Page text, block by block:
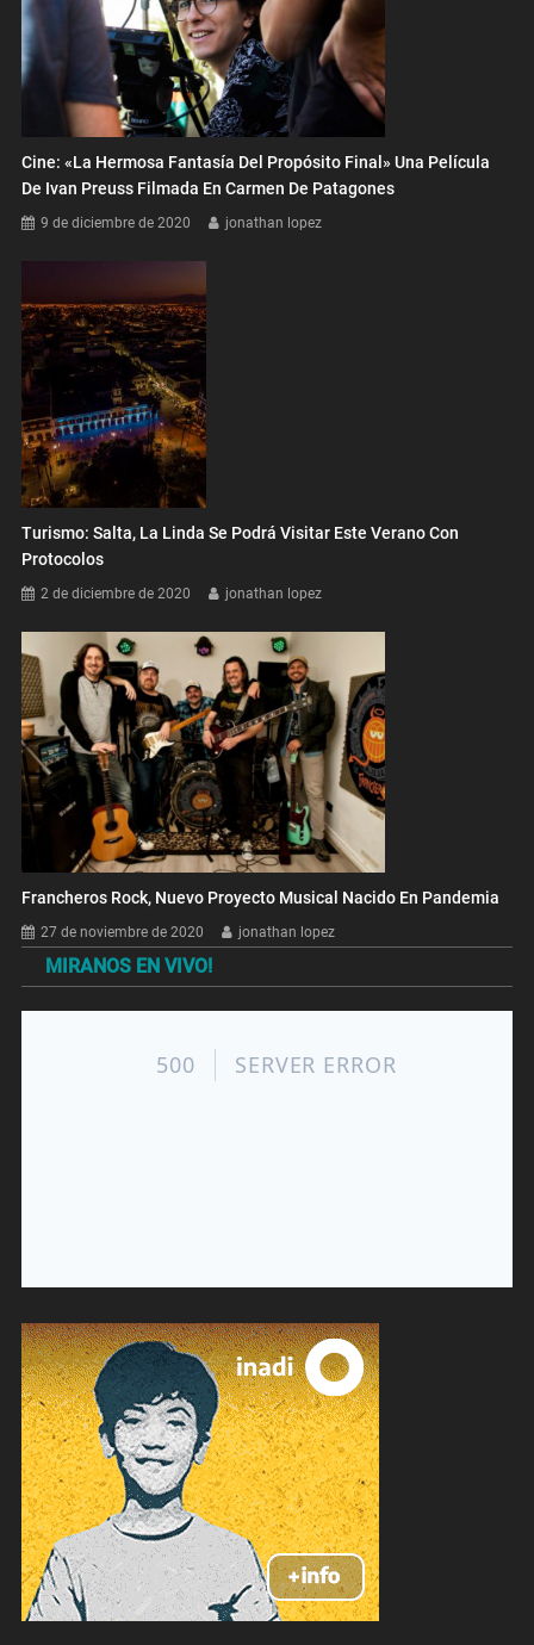
Cine: «La Hermosa Fantasía Del Propósito Final» Una Película
De Ivan Preuss Filmada En Carmen De Patagones
9 de diciembre de 2020 jonathan lopez
Turismo: Salta, La Linda Se Podrá Visitar Este Verano Con
Protocolos
2 de diciembre de 2020 jonathan lopez
Francheros Rock, Nuevo Proyecto Musical Nacido En Pandemia
27 de noviembre de 2020 jonathan lopez
MIRANOS EN VIVO!